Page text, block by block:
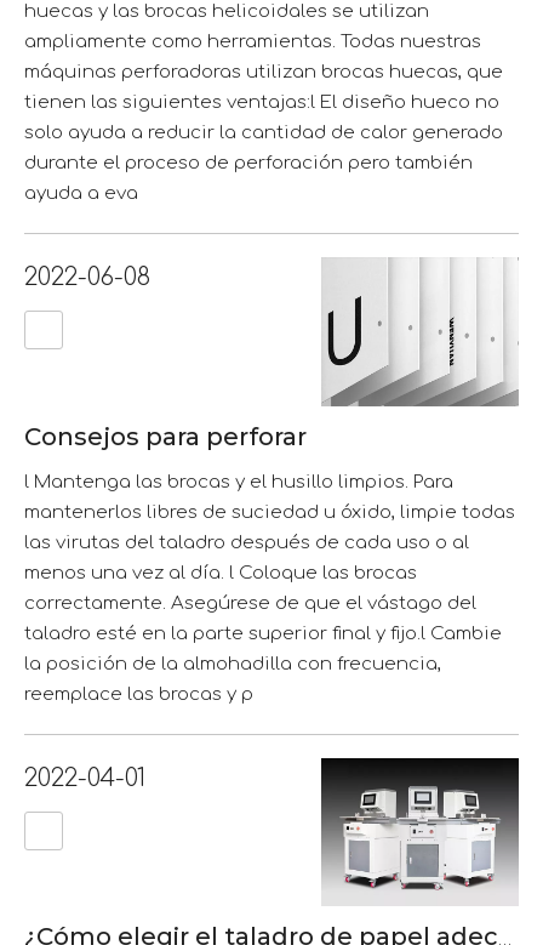
huecas y las brocas helicoidales se utilizan
ampliamente como herramientas. Todas nuestras
máquinas perforadoras utilizan brocas huecas, que
tienen las siguientes ventajas:l El diseño hueco no
solo ayuda a reducir la cantidad de calor generado
durante el proceso de perforación pero también
ayuda a eva
2022-06-08
Consejos para perforar
l Mantenga las brocas y el husillo limpios. Para
mantenerlos libres de suciedad u óxido, limpie todas
las virutas del taladro después de cada uso o al
menos una vez al día. l Coloque las brocas
correctamente. Asegúrese de que el vástago del
taladro esté en la parte superior final y fijo.l Cambie
la posición de la almohadilla con frecuencia,
reemplace las brocas y p
2022-04-01
¿Cómo elegir el taladro de papel adecuado?